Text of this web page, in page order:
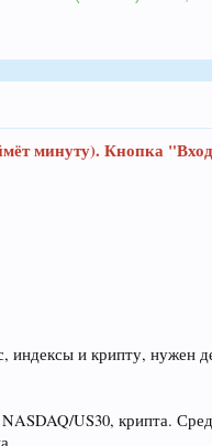
минуту). Кнопка
и крипту, нужен
US30, крипта.